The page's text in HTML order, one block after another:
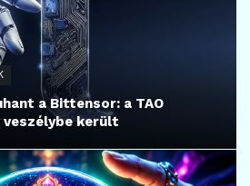
a Bittensor: a TAO
került